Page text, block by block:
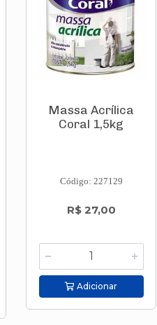
Massa Acrílica
Coral 1,5kg
Código: 227129
R$ 27,00
Adicionar